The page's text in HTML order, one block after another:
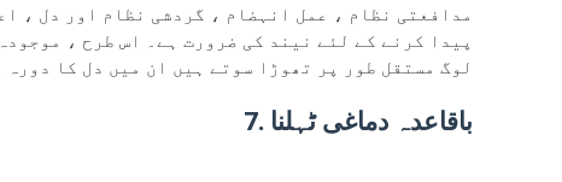
مدافعتی نظام ، عمل انہضام ، گردشی نظام اور دل ،
پیدا کرنے کے لئے نیند کی ضرورت ہے۔ اس طرح ،
لوگ مستقل طور پر تھوڑا سوتے ہیں ان میں دل کا
7. باقاعدہ دماغی ٹہلنا